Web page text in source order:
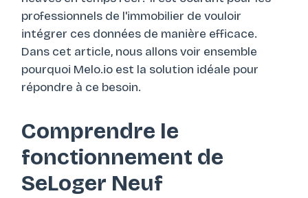
professionnels de l'immobilier de vouloir
intégrer ces données de manière efficace.
Dans cet article, nous allons voir ensemble
pourquoi Melo.io est la solution idéale pour
répondre à ce besoin.
Comprendre le
fonctionnement de
SeLoger Neuf